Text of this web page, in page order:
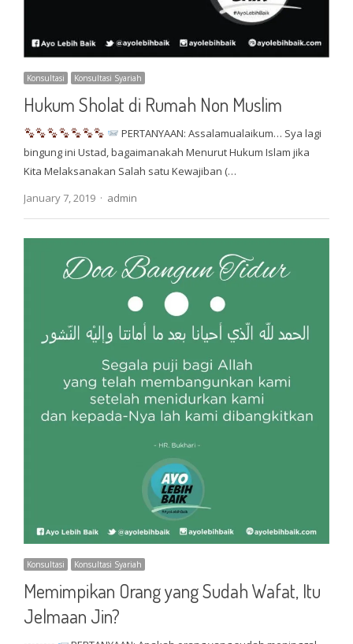
Konsultasi Konsultasi Syariah
Hukum Sholat di Rumah Non Muslim
PERTANYAAN: Assalamualaikum… Sya lagi
bingung ini Ustad, bagaimanakah Menurut Hukum Islam jika
Kita Melaksanakan Salah satu Kewajiban (…
January 7, 2019
Author
admin
Konsultasi Konsultasi Syariah
Memimpikan Orang yang Sudah Wafat, Itu
Jelmaan Jin?